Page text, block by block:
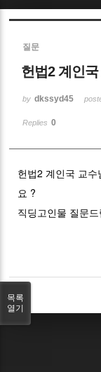
질문
헌법2 계인
by dkssyd45
Replies 0
헌법2 계인국 교
요 ?
직딩고인물 질문
목록
열기